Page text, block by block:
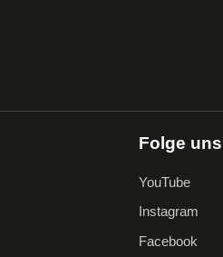
Folge
YouTube
Instagram
Facebook